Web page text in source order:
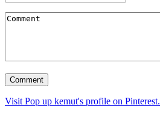
Visit Pop up kemut's profile on Pinterest.